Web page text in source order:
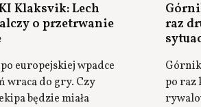
Klaksvik: Lech
o przetrwanie
europejskiej wpadce
wraca do gry. Czy
będzie miała
raz
Górnik
po raz